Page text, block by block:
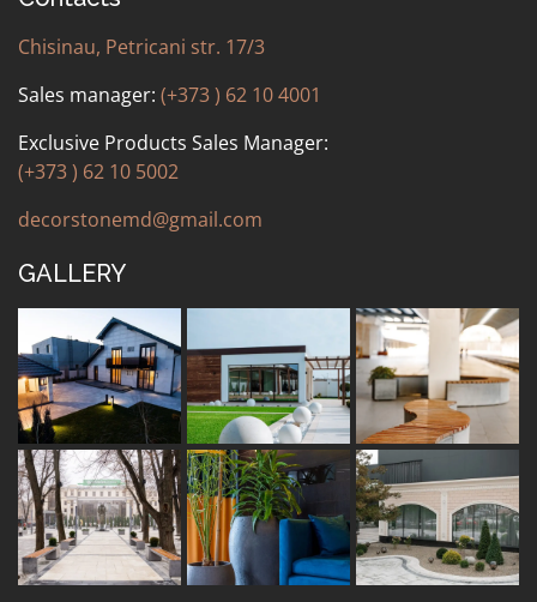
Chisinau, Petricani str. 17/3
Sales manager: (+373 ) 62 10 4001
Exclusive Products Sales Manager:
(+373 ) 62 10 5002
decorstonemd@gmail.com
GALLERY